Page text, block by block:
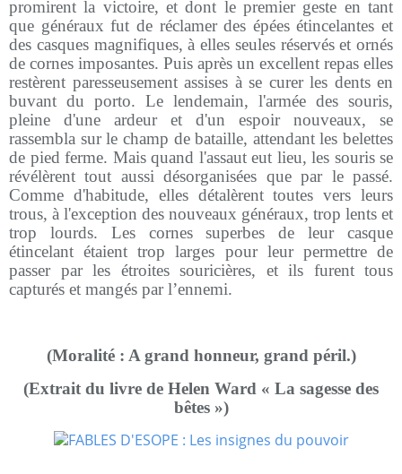
promirent la victoire, et dont le premier geste en tant
que généraux fut de réclamer des épées étincelantes et
des casques magnifiques, à elles seules réservés et ornés
de cornes imposantes. Puis après un excellent repas elles
restèrent paresseusement assises à se curer les dents en
buvant du porto. Le lendemain, l'armée des souris,
pleine d'une ardeur et d'un espoir nouveaux, se
rassembla sur le champ de bataille, attendant les belettes
de pied ferme. Mais quand l'assaut eut lieu, les souris se
révélèrent tout aussi désorganisées que par le passé.
Comme d'habitude, elles détalèrent toutes vers leurs
trous, à l'exception des nouveaux généraux, trop lents et
trop lourds. Les cornes superbes de leur casque
étincelant étaient trop larges pour leur permettre de
passer par les étroites souricières, et ils furent tous
capturés et mangés par l’ennemi.
(Moralité : A grand honneur, grand péril.)
(Extrait du livre de Helen Ward « La sagesse des
bêtes »)